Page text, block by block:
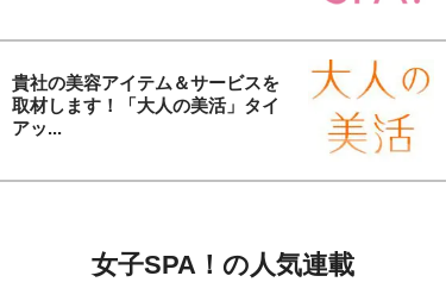
貴社の美容アイテム＆サービスを
取材します！「大人の美活」タイ
アッ...
女子SPA！の人気連載